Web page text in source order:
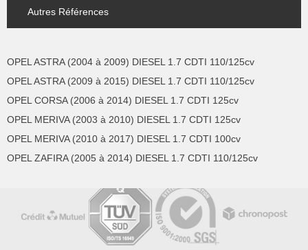
Autres Références
OPEL ASTRA (2004 à 2009) DIESEL 1.7 CDTI 110/125cv
OPEL ASTRA (2009 à 2015) DIESEL 1.7 CDTI 110/125cv
OPEL CORSA (2006 à 2014) DIESEL 1.7 CDTI 125cv
OPEL MERIVA (2003 à 2010) DIESEL 1.7 CDTI 125cv
OPEL MERIVA (2010 à 2017) DIESEL 1.7 CDTI 100cv
OPEL ZAFIRA (2005 à 2014) DIESEL 1.7 CDTI 110/125cv